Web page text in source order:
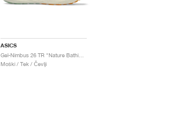
ASICS
Moški / Tek / Čevlji